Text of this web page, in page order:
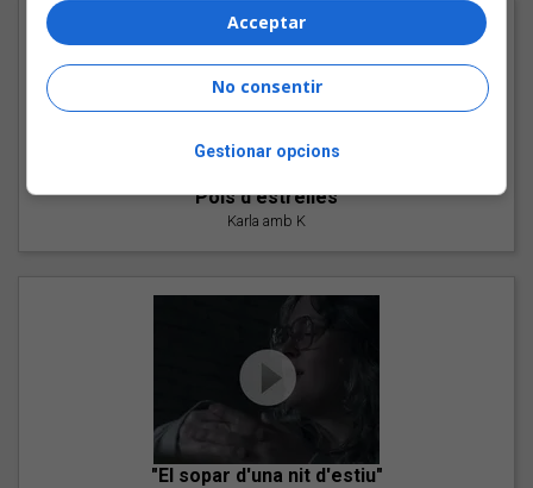
"Pols d'estrelles"
Karla amb K
"El sopar d'una nit d'estiu"
Acceptar
No consentir
Gestionar opcions